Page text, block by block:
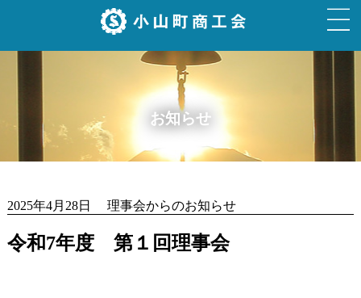
お知らせ
2025年4月28日 理事会からのお知らせ
令和7年度 第１回理事会